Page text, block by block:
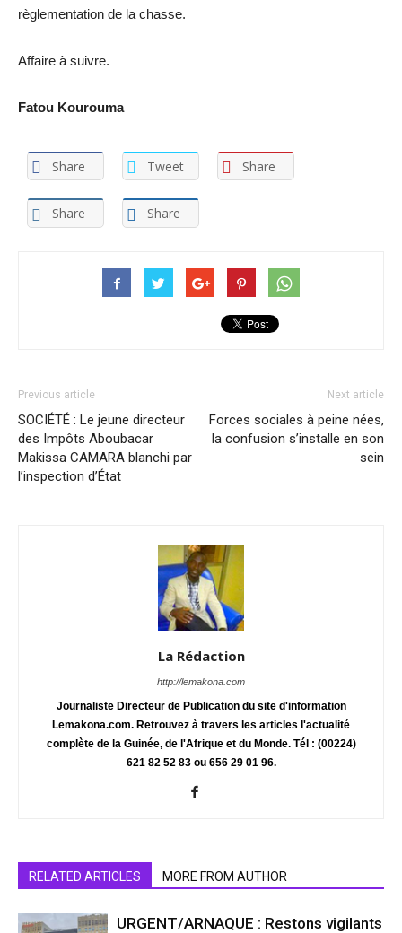
règlementation de la chasse.
Affaire à suivre.
Fatou Kourouma
Share Tweet Share
Share Share
Previous article
SOCIÉTÉ : Le jeune directeur
des Impôts Aboubacar
Makissa CAMARA blanchi par
l’inspection d’État
Next article
Forces sociales à peine nées,
la confusion s’installe en son
sein
La Rédaction
http://lemakona.com
Journaliste Directeur de Publication du site d'information
Lemakona.com. Retrouvez à travers les articles l'actualité
complète de la Guinée, de l'Afrique et du Monde. Tél : (00224)
621 82 52 83 ou 656 29 01 96.
RELATED ARTICLES MORE FROM AUTHOR
URGENT/ARNAQUE : Restons vigilants